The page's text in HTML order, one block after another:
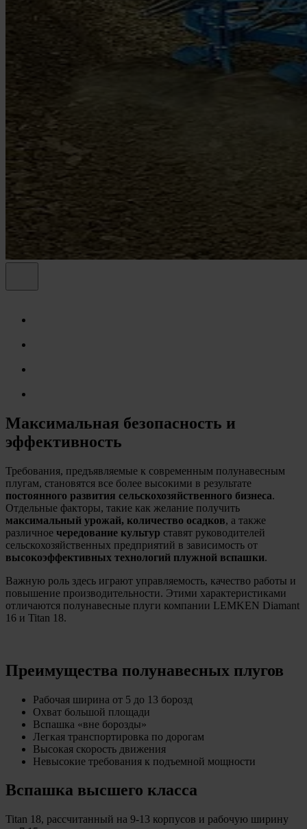
Максимальная безопасность и
эффективность
Требования, предъявляемые к современным полунавесным
плугам, становятся все более высокими в результате
постоянного развития сельскохозяйственного бизнеса.
Отдельные факторы, такие как желание получить
максимальный урожай, количество осадков, а также
различное чередование культур ставят руководителей
сельскохозяйственных предприятий в зависимость от
высокоэффективных технологий плужной вспашки.
Важную роль здесь играют управляемость, качество работы и
повышение производительности. Этими характеристиками
отличаются полунавесные плуги компании LEMKEN Diamant
16 и Titan 18.
Преимущества полунавесных плугов
Рабочая ширина от 5 до 13 борозд
Охват большой площади
Вспашка «вне борозды»
Легкая транспортировка по дорогам
Высокая скорость движения
Невысокие требования к подъемной мощности
Вспашка высшего класса
Titan 18, рассчитанный на 9-13 корпусов и рабочую ширину